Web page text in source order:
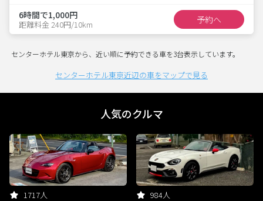
6時間で1,000円
距離料金 240円/10km 予約へ
センターホテル東京から、近い順に予約できる車を3台表示しています。
センターホテル東京近辺の車をマップで見る
人気のクルマ
1717人 984人